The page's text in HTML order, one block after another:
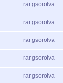
rangsorolva
rangsorolva
rangsorolva
rangsorolva
rangsorolva